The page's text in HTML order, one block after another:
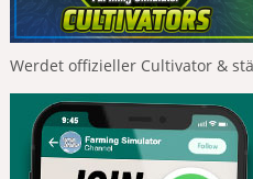
Werdet offizieller Cultivator &